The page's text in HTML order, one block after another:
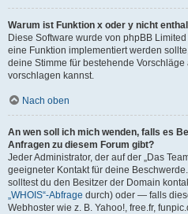
Warum ist Funktion x oder y nicht
Diese Software wurde von phpBB
eine Funktion implementiert werden
deine Stimme für bestehende
vorschlagen kannst.
Nach oben
An wen soll ich mich wenden, falls es
Anfragen zu diesem Forum gibt?
Jeder Administrator, der auf der „Das
geeigneter Kontakt für deine
solltest du den Besitzer der Domain
„WHOIS“-Abfrage durch) oder — falls
Webhoster wie z. B. Yahoo!, free.fr,